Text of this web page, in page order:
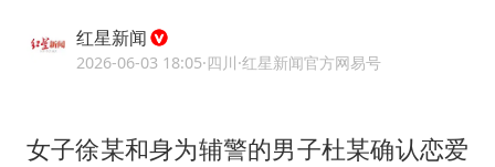
“伊斯兰版北约”出现
上海大部迎大暴雨
红星新闻
2026-06-03 18:05·四川·红星新闻官方网易号
女子徐某和身为辅警的男子杜某确认恋爱